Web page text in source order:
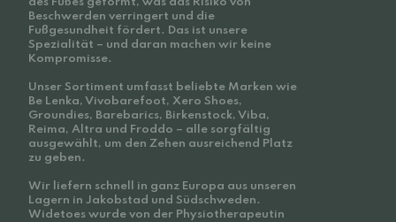
Beschwerden verringert und die
Fußgesundheit fördert. Das ist unsere
Spezialität – und daran machen wir keine
Kompromisse.
Unser Sortiment umfasst beliebte Marken wie
Be Lenka, Vivobarefoot, Xero Shoes,
Groundies, Barebarics, Birkenstock, Viba,
Reima, Altra und Froddo – alle sorgfältig
ausgewählt, um den Zehen ausreichend Platz
zu geben.
Wir liefern schnell in ganz Europa aus unseren
Lagern in Jakobstad und Südschweden.
Widetoes wurde von der Physiotherapeutin